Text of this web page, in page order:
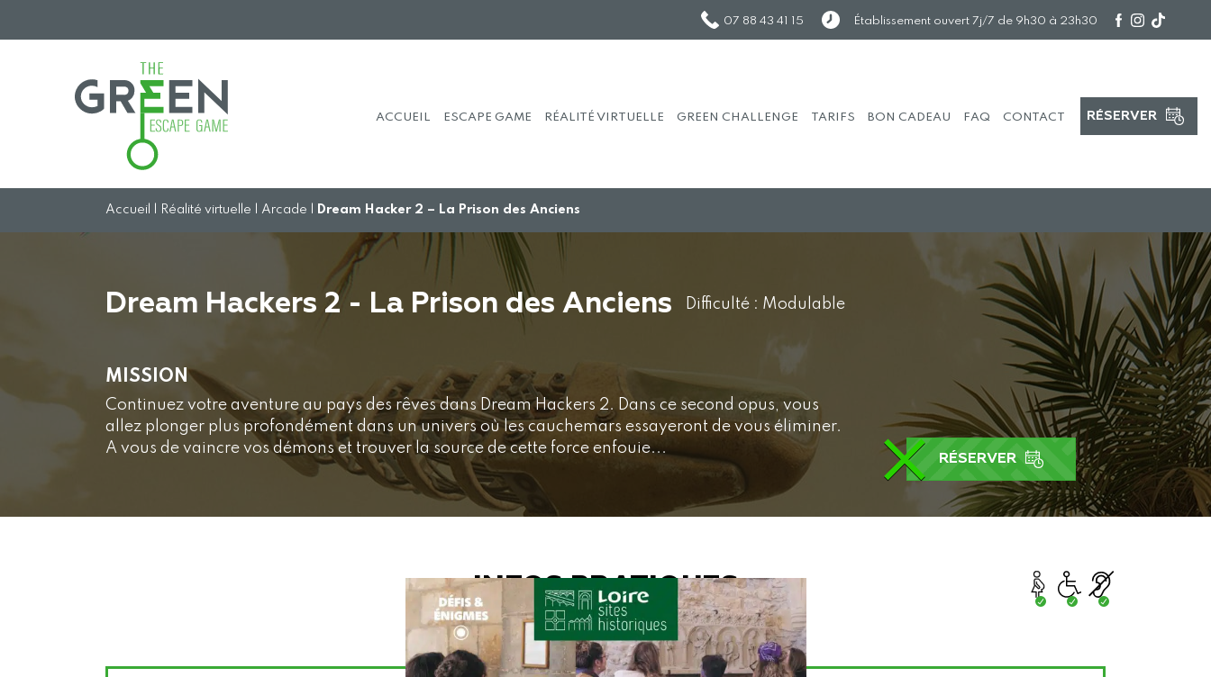
07 88 43 41 15 Établissement ouvert 7j/7 de 9h30 à 23h30
ACCU EIL ESCA PE GAME RÉAL ITÉ VIRTUELLE GR EE N CHALLENGE TA RI FS BO N CADEAU FAQ CO NTACT RÉSERVER
Accueil Réalité virtuelle Arcade Dream Hacker 2 – La Prison des Anciens
Dream Hackers 2 - La Prison des Anciens Difficulté : Modulable
MISSION
Continuez votre aventure au pays des rêves dans Dream Hackers 2. Dans ce second opus, vous
allez plonger plus profondément dans un univers où les cauchemars essayeront de vous éliminer.
A vous de vaincre vos démons et trouver la source de cette force enfouie...
RÉSERVER
INFOS PRATIQUES
×